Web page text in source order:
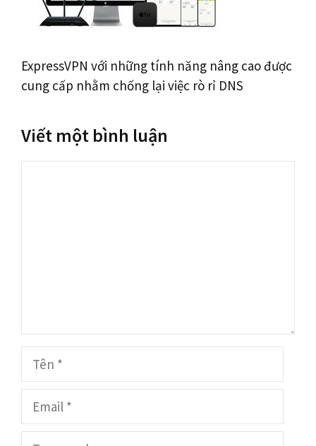
ExpressVPN với những tính năng nâng cao được
cung cấp nhằm chống lại việc rò rỉ DNS
Viết một bình luận
Tên